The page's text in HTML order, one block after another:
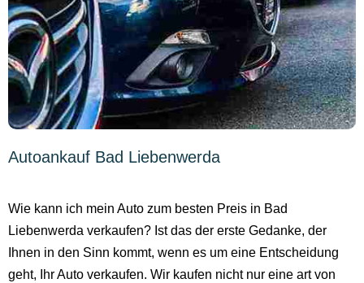
Autoankauf Bad Liebenwerda
Wie kann ich mein Auto zum besten Preis in Bad
Liebenwerda verkaufen? Ist das der erste Gedanke, der
Ihnen in den Sinn kommt, wenn es um eine Entscheidung
geht, Ihr Auto verkaufen. Wir kaufen nicht nur eine art von